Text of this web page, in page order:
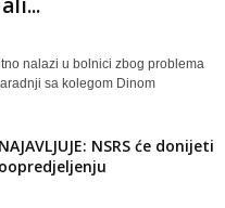
nalazi u bolnici zbog problema
sa kolegom Dinom
NSRS će donijeti